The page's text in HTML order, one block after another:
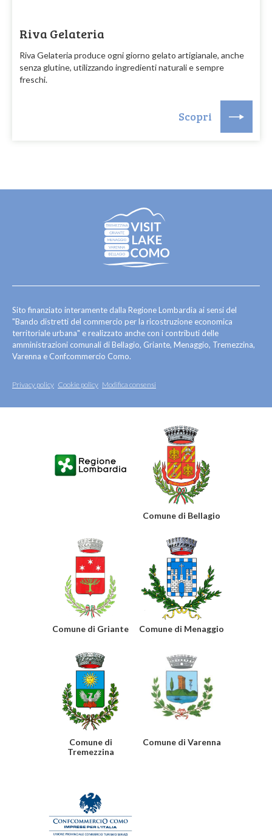
Riva Gelateria
Riva Gelateria produce ogni giorno gelato artigianale, anche
senza glutine, utilizzando ingredienti naturali e sempre
freschi.
Scopri
Sito finanziato interamente dalla Regione Lombardia ai sensi del
"Bando distretti del commercio per la ricostruzione economica
territoriale urbana" e realizzato anche con i contributi delle
amministrazioni comunali di Bellagio, Griante, Menaggio, Tremezzina,
Varenna e Confcommercio Como.
Privacy policy Cookie policy Modifica consensi
Comune di Bellagio
Comune di Griante Comune di Menaggio
Comune di
Tremezzina
Comune di Varenna